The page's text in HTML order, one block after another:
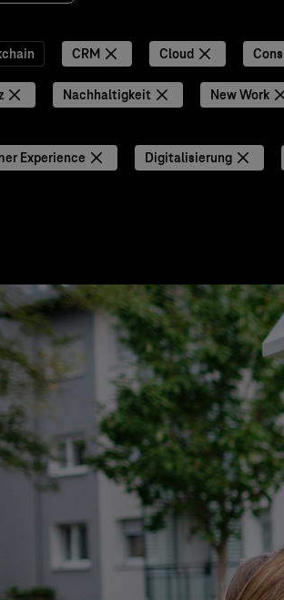
CRM Cloud
Nachhaltigkeit New Work
Experience Digitalisierung